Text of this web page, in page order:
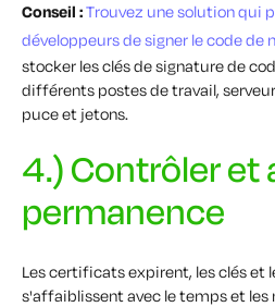
Conseil :Trouvez une solution qui
développeurs de signer le code de
stocker les clés de signature de
différents postes de travail,
puce et jetons.
4.) Contrôler et
permanence
Les certificats expirent, les clés et
s'affaiblissent avec le temps et